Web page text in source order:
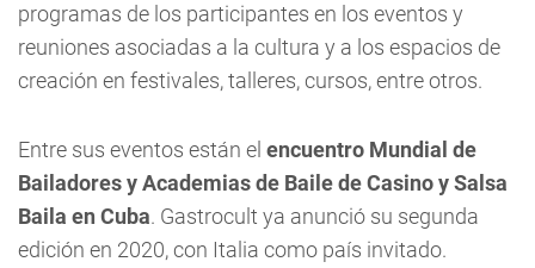
programas de los participantes en los eventos y
reuniones asociadas a la cultura y a los espacios de
creación en festivales, talleres, cursos, entre otros.
Entre sus eventos están el encuentro Mundial de
Bailadores y Academias de Baile de Casino y Salsa
Baila en Cuba. Gastrocult ya anunció su segunda
edición en 2020, con Italia como país invitado.